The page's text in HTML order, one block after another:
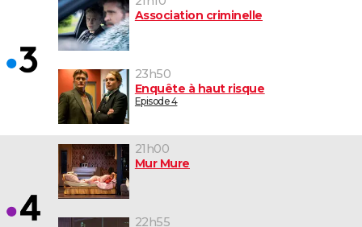
Association criminelle
23h50
Enquête à haut risque
Episode 4
21h00
Mur Mure
22h55